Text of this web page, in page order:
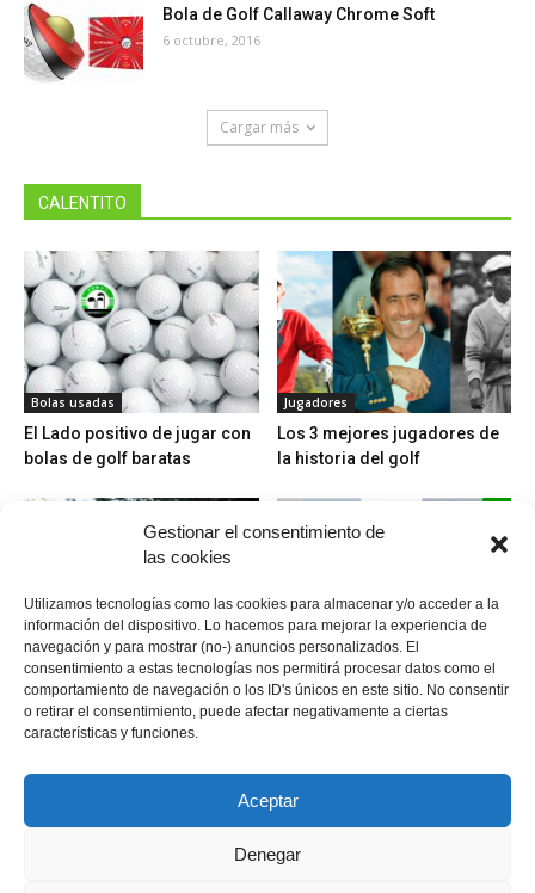
Gestionar el consentimiento de
las cookies
Utilizamos tecnologías como las cookies para almacenar y/o acceder a la
información del dispositivo. Lo hacemos para mejorar la experiencia de
navegación y para mostrar (no-) anuncios personalizados. El
consentimiento a estas tecnologías nos permitirá procesar datos como el
comportamiento de navegación o los ID's únicos en este sitio. No consentir
o retirar el consentimiento, puede afectar negativamente a ciertas
características y funciones.
Aceptar
Denegar
Bola de Golf Callaway Chrome Soft
6 octubre, 2016
Cargar más
CALENTITO
Bolas usadas
El Lado positivo de jugar con
bolas de golf baratas
Jugadores
Los 3 mejores jugadores de
la historia del golf
Campos
Real Club de Golf de Castiello
Golpes
Técnicas del Golf, golpeando
la bola a diferentes alturas
Política de cookies